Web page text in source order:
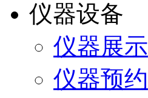
仪器设备
仪器展示
仪器预约